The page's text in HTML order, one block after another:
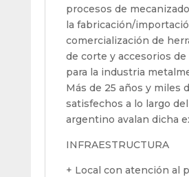
procesos de
la fabricación/
comercialización de
de corte y accesorios de
para la industria
Más de 25 años y miles
satisfechos a lo largo
argentino avalan dicha
INFRAESTRUCTURA
+ Local con atención al